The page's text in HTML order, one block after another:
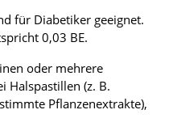
für Diabetiker geeignet.
0,03 BE.
oder mehrere
Halspastillen (z. B.
Pflanzenextrakte),